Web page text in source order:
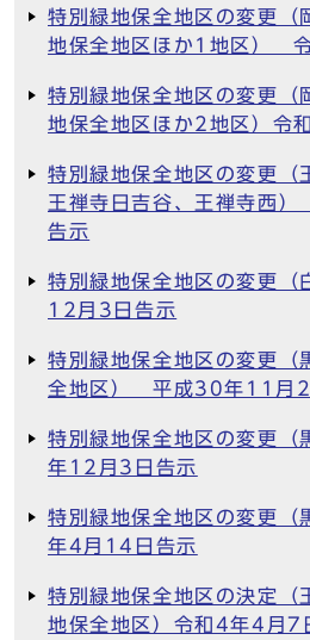
特別緑地保全地区の変更（
地保全地区ほか1地区）
特別緑地保全地区の変更（
地保全地区ほか2地区）令
特別緑地保全地区の変更（
王禅寺日吉谷、王禅寺西
告示
特別緑地保全地区の変更
12月3日告示
特別緑地保全地区の変更（
全地区） 平成30年11月
特別緑地保全地区の変更
年12月3日告示
特別緑地保全地区の変更
年4月14日告示
特別緑地保全地区の決定（
地保全地区）令和4年4月7